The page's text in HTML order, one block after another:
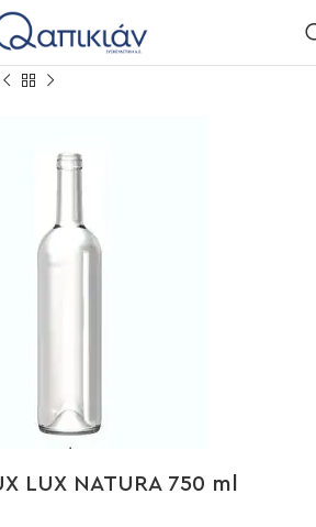
LUX NATURA 750 ml